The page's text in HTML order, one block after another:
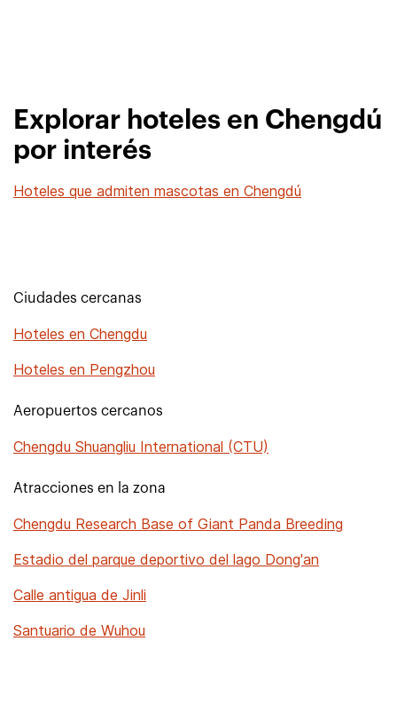
Explorar hoteles en Chengdú
por interés
Hoteles que admiten mascotas en Chengdú
Ciudades cercanas
Hoteles en Chengdu
Hoteles en Pengzhou
Aeropuertos cercanos
Chengdu Shuangliu International (CTU)
Atracciones en la zona
Chengdu Research Base of Giant Panda Breeding
Estadio del parque deportivo del lago Dong'an
Calle antigua de Jinli
Santuario de Wuhou